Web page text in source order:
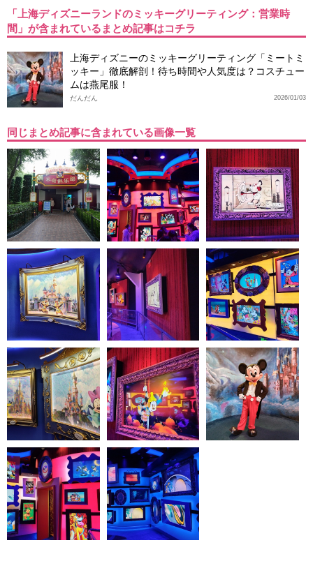
「上海ディズニーランドのミッキーグリーティング：営業時
間」が含まれているまとめ記事はコチラ
上海ディズニーのミッキーグリーティング「ミートミ
ッキー」徹底解剖！待ち時間や人気度は？コスチュー
ムは燕尾服！
2026/01/03
だんだん
同じまとめ記事に含まれている画像一覧